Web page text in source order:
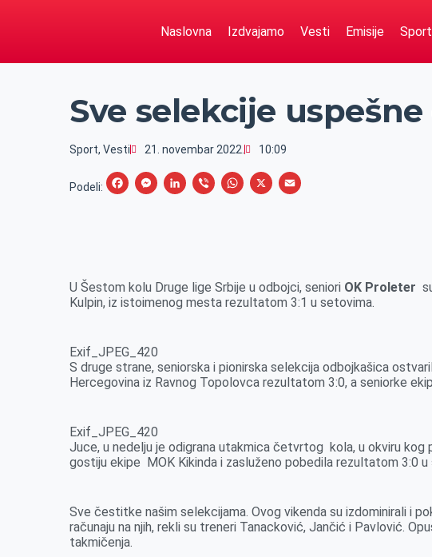
Naslovna Izdvajamo Vesti Emisije Sport
Sve selekcije
Sport,Vesti 21. novembar 2022. 10:09
Podeli:
F
o
M
n
r
L
d
V
W
A
X
U Šestom kolu Druge lige Srbije u odbojci, seniori OK Proleter
Kulpin, iz istoimenog mesta rezultatom 3:1 u setovima.
Exif_JPEG_420
S druge strane, seniorska i pionirska selekcija odbojkašica
Hercegovina iz Ravnog Topolovca rezultatom 3:0, a seniorke
Exif_JPEG_420
Juce, u nedelju je odigrana utakmica četvrtog kola, u okviru kog
gostiju ekipe MOK Kikinda i zasluženo pobedila rezultatom 3:0 u
Sve čestitke našim selekcijama. Ovog vikenda su izdominirali i
računaju na njih, rekli su treneri Tanacković, Jančić i Pavlović.
takmičenja.